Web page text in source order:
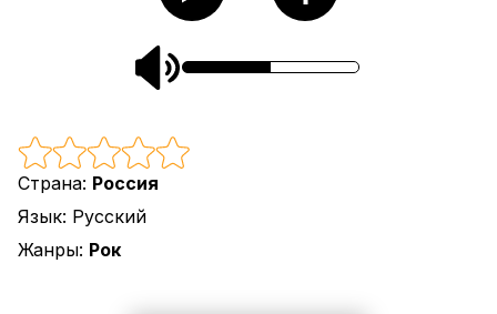
Страна: Россия
Язык: Русский
Жанры: Рок